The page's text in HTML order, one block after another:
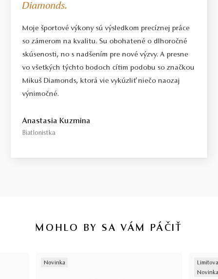
Diamonds.
Moje športové výkony sú výsledkom precíznej práce
so zámerom na kvalitu. Su obohatené o dlhoročné
skúsenosti, no s nadšením pre nové výzvy. A presne
vo všetkých týchto bodoch cítim podobu so značkou
Mikuš Diamonds, ktorá vie vykúzliť niečo naozaj
výnimočné.
Anastasia Kuzmina
Biatlonistka
MOHLO BY SA VÁM PÁČIŤ
Novinka
Novinka